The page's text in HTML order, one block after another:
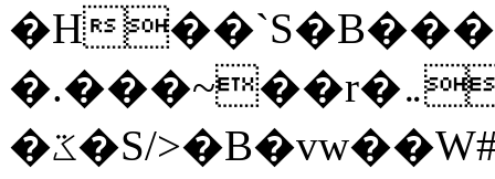
�H
�.���~��r�޼�}�܅�mؕWu���K}
�ػ�S/>�B�vw��W#�I��*]\W��)Ħ�1��fC}